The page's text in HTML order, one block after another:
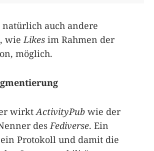
auch andere
wie Likes im Rahmen der
möglich.
wirkt ActivityPub wie der
des Fediverse. Ein
Protokoll und damit die